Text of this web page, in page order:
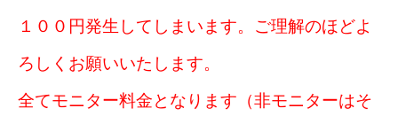
１００円発生してしまいます。ご理解のほどよ
ろしくお願いいたします。
全てモニター料金となります（非モニターはそ